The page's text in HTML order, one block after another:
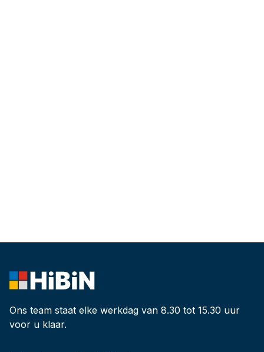
Ons team staat elke werkdag van 8.30 tot 15.30 uur
voor u klaar.